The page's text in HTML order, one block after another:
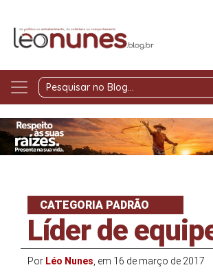
Blog
CATEGORIA PADRÃO
Líder de
Por Léo Nunes , em 16 de março de 2017